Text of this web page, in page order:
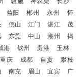
益阳 郴州 永州
怀
佛山 江门 湛江
茂
东莞 中山 潮州
揭
港 钦州 贵港
玉林
重庆 成都 自贡
攀枝
南充 眉山 宜宾 广